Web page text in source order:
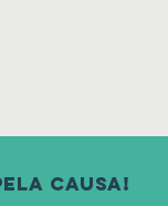
causa!